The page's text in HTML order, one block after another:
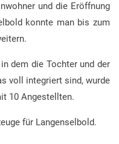
und die Eröffnung
konnte man bis zum
dem die Tochter und der
voll integriert sind, wurde
10 Angestellten.
für Langenselbold.